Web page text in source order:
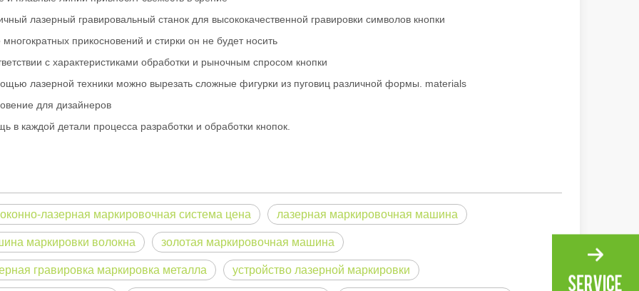
для международной аудитории, сохраняющая профессиональный и вдохновляющий тон оригинала. Сияние через Тихий океан:
лазерный гравировальный станок для высококачественной гравировки символов кнопки
прикосновений и стирки он не будет носить
с характеристиками обработки и рыночным спросом кнопки
лазерной техники можно вырезать сложные фигурки из пуговиц различной формы. materials
для дизайнеров
в каждой детали процесса разработки и обработки кнопок.
лазерная маркировочная система цена лазерная маркировочная машина
маркировки волокна золотая маркировочная машина
гравировка маркировка металла устройство лазерной маркировки